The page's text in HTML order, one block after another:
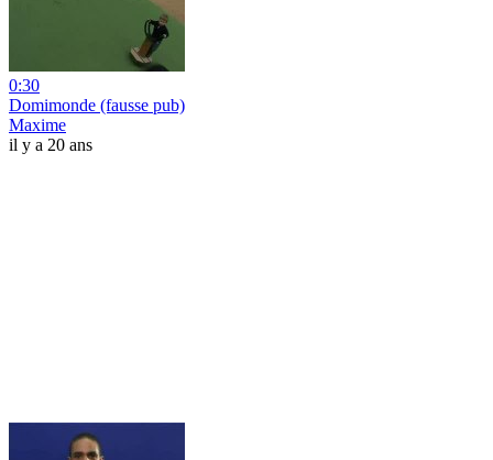
0:30
Domimonde (fausse pub)
Maxime
il y a 20 ans